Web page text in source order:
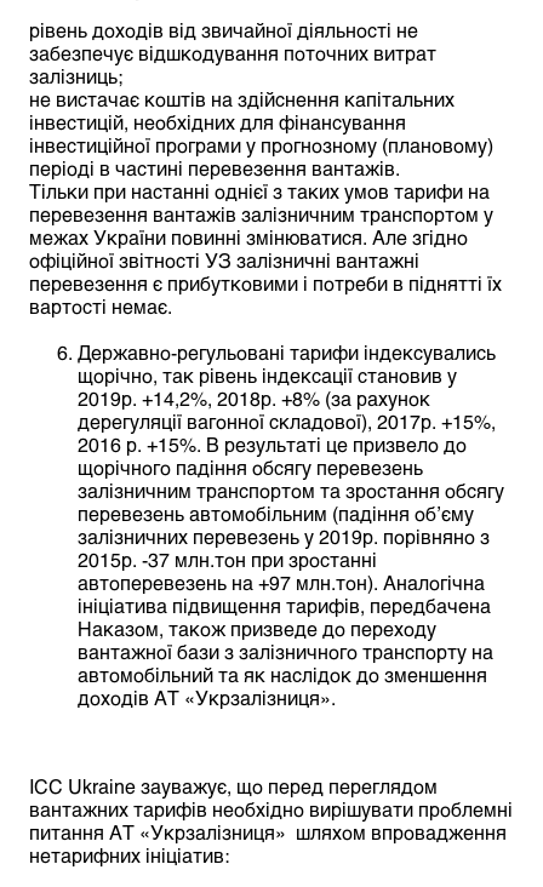
рівень доходів від звичайної діяльності не
забезпечує відшкодування поточних витрат
залізниць;
не вистачає коштів на здійснення капітальних
інвестицій, необхідних для фінансування
інвестиційної програми у прогнозному (плановому)
періоді в частині перевезення вантажів.
Тільки при настанні однієї з таких умов тарифи на
перевезення вантажів залізничним транспортом у
межах України повинні змінюватися. Але згідно
офіційної звітності УЗ залізничні вантажні
перевезення є прибутковими і потреби в піднятті їх
вартості немає.
Державно-регульовані тарифи індексувались
щорічно, так рівень індексації становив у
2019р. +14,2%, 2018р. +8% (за рахунок
дерегуляції вагонної складової), 2017р. +15%,
2016 р. +15%. В результаті це призвело до
щорічного падіння обсягу перевезень
залізничним транспортом та зростання обсягу
перевезень автомобільним (падіння об’єму
залізничних перевезень у 2019р. порівняно з
2015р. -37 млн.тон при зростанні
автоперевезень на +97 млн.тон). Аналогічна
ініціатива підвищення тарифів, передбачена
Наказом, також призведе до переходу
вантажної бази з залізничного транспорту на
автомобільний та як наслідок до зменшення
доходів АТ «Укрзалізниця».
ICC Ukraine зауважує, що перед переглядом
вантажних тарифів необхідно вирішувати проблемні
питання АТ «Укрзалізниця» шляхом впровадження
нетарифних ініціатив: